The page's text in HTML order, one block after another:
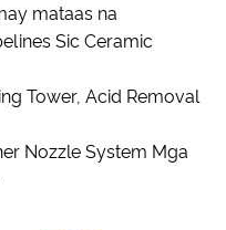
mataas na
Sic Ceramic
Tower, Acid Removal
Nozzle System Mga